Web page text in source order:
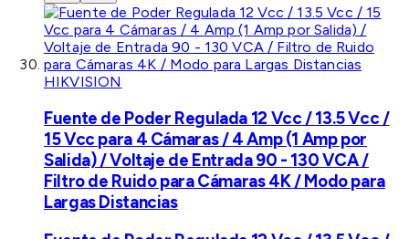
HIKVISION
Fuente de Poder Regulada 12 Vcc / 13.5 Vcc /
15 Vcc para 4 Cámaras / 4 Amp (1 Amp por
Salida) / Voltaje de Entrada 90 - 130 VCA /
Filtro de Ruido para Cámaras 4K / Modo para
Largas Distancias